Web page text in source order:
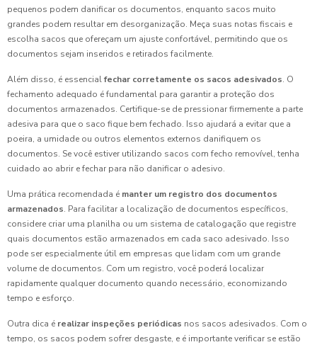
pequenos podem danificar os documentos, enquanto sacos muito
grandes podem resultar em desorganização. Meça suas notas fiscais e
escolha sacos que ofereçam um ajuste confortável, permitindo que os
documentos sejam inseridos e retirados facilmente.
Além disso, é essencialfechar corretamente os sacos adesivados. O
fechamento adequado é fundamental para garantir a proteção dos
documentos armazenados. Certifique-se de pressionar firmemente a parte
adesiva para que o saco fique bem fechado. Isso ajudará a evitar que a
poeira, a umidade ou outros elementos externos danifiquem os
documentos. Se você estiver utilizando sacos com fecho removível, tenha
cuidado ao abrir e fechar para não danificar o adesivo.
Uma prática recomendada é manter um registro dos documentos
armazenados. Para facilitar a localização de documentos específicos,
considere criar uma planilha ou um sistema de catalogação que registre
quais documentos estão armazenados em cada saco adesivado. Isso
pode ser especialmente útil em empresas que lidam com um grande
volume de documentos. Com um registro, você poderá localizar
rapidamente qualquer documento quando necessário, economizando
tempo e esforço.
Outra dica é realizar inspeções periódicas nos sacos adesivados. Com o
tempo, os sacos podem sofrer desgaste, e é importante verificar se estão